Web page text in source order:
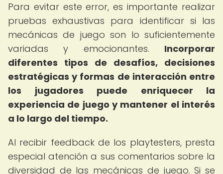
Para evitar este error, es importante realizar
pruebas exhaustivas para identificar si las
mecánicas de juego son lo suficientemente
variadas y emocionantes. Incorporar
diferentes tipos de desafíos, decisiones
estratégicas y formas de interacción entre
los jugadores puede enriquecer la
experiencia de juego y mantener el interés
a lo largo del tiempo.
Al recibir feedback de los playtesters, presta
especial atención a sus comentarios sobre la
diversidad de las mecánicas de juego. Si se